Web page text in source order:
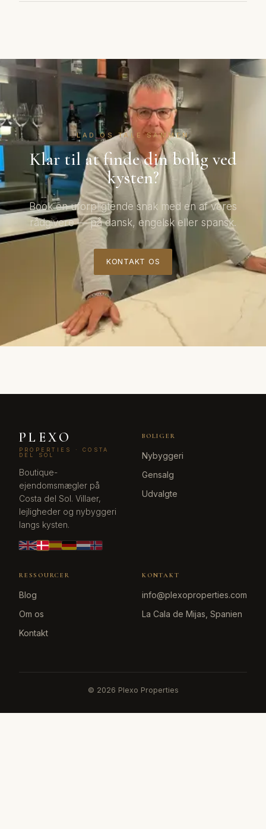
LAD OS TALE SAMMEN
Klar til at finde din bolig ved
kysten?
Book en uforpligtende snak med en af vores
rådgivere — på dansk, engelsk eller spansk.
KONTAKT OS
PLEXO
PROPERTIES · COSTA
DEL SOL
Boutique-
ejendomsmægler på
Costa del Sol. Villaer,
lejligheder og nybyggeri
langs kysten.
BOLIGER
Nybyggeri
Gensalg
Udvalgte
RESSOURCER
Blog
Om os
Kontakt
KONTAKT
info@plexoproperties.com
La Cala de Mijas, Spanien
© 2026 Plexo Properties